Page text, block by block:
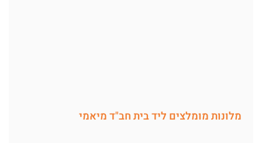
מלונות מומלצים ליד בית חב"ד מיאמי